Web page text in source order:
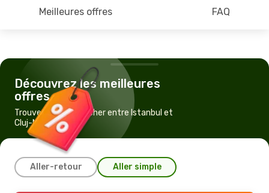
Meilleures offres FAQ
Découvrez les meilleures
offres
Trouvez un vol pas cher entre Istanbul et
Cluj-Napoca
Aller-retour Aller simple